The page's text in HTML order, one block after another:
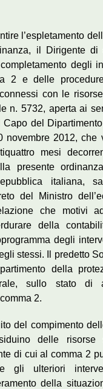
l’espletamento
il Dirigente
degli
2 e delle
con le
n. 5732, aperta ai
Capo del
novembre 2012, che
mesi
presente
italiana,
del Ministro
che motivi
della
degli
stessi. Il predetto
della
sullo stato di
2.
del compimento
delle risorse
di cui al comma 2
gli ulteriori
della